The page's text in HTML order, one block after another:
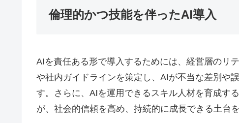
倫理的かつ技能を伴ったAI導入
AIを責任ある形で導入するためには、経営層のリ
や社内ガイドラインを策定し、AIが不当な差別や
す。さらに、AIを運用できるスキル人材を育成す
が、社会的信頼を高め、持続的に成長できる土台